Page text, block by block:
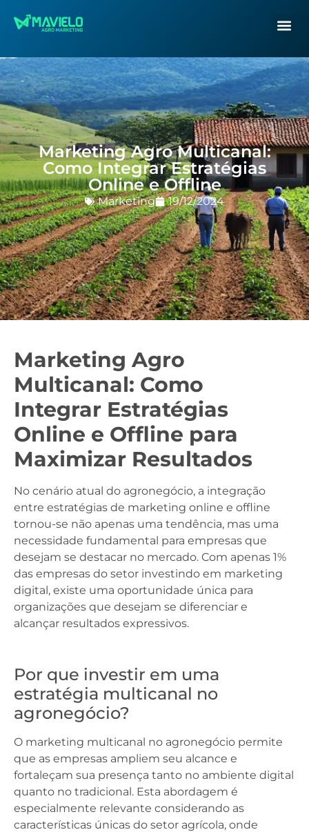
Marketing Agro Multicanal:
Como Integrar Estratégias
Online e Offline
Marketing 19/12/2024
Marketing Agro
Multicanal: Como
Integrar Estratégias
Online e Offline para
Maximizar Resultados
No cenário atual do agronegócio, a integração
entre estratégias de marketing online e offline
tornou-se não apenas uma tendência, mas uma
necessidade fundamental para empresas que
desejam se destacar no mercado. Com apenas 1%
das empresas do setor investindo em marketing
digital, existe uma oportunidade única para
organizações que desejam se diferenciar e
alcançar resultados expressivos.
Por que investir em uma
estratégia multicanal no
agronegócio?
O marketing multicanal no agronegócio permite
que as empresas ampliem seu alcance e
fortaleçam sua presença tanto no ambiente digital
quanto no tradicional. Esta abordagem é
especialmente relevante considerando as
características únicas do setor agrícola, onde